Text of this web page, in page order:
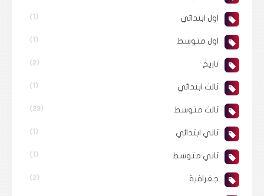
اول ابتدائي (1)
اول متوسط (1)
تاريخ (2)
ثالث ابتدائي (1)
ثالث متوسط (23)
ثاني ابتدائي (1)
ثاني متوسط (1)
جغرافية (2)